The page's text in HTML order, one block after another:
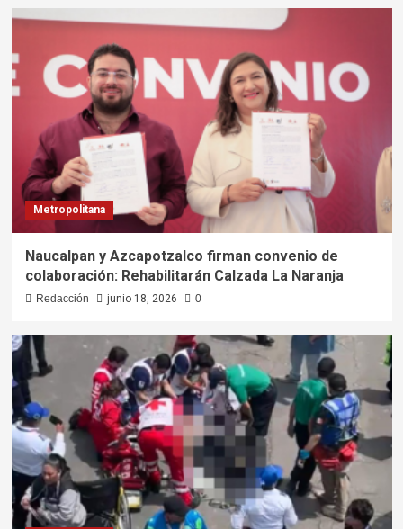
Metropolitana
Naucalpan y Azcapotzalco firman convenio de
colaboración: Rehabilitarán Calzada La Naranja
Redacción junio 18, 2026 0